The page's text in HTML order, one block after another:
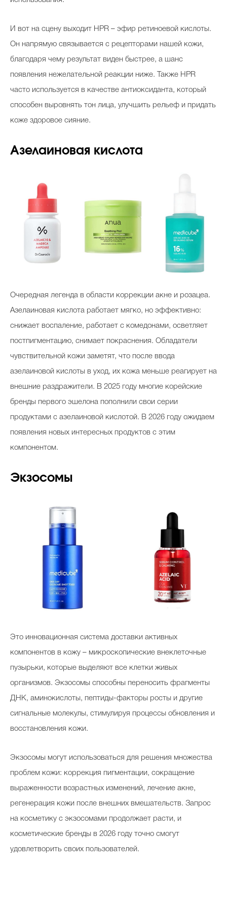
И вот на сцену выходит HPR – эфир ретиноевой кислоты.
Он напрямую связывается с рецепторами нашей кожи,
благодаря чему результат виден быстрее, а шанс
появления нежелательной реакции ниже. Также HPR
часто используется в качестве антиоксиданта, который
способен выровнять тон лица, улучшить рельеф и придать
коже здоровое сияние.
Азелаиновая кислота
Очередная легенда в области коррекции акне и розацеа.
Азелаиновая кислота работает мягко, но эффективно:
снижает воспаление, работает с комедонами, осветляет
постпигментацию, снимает покраснения. Обладатели
чувствительной кожи заметят, что после ввода
азелаиновой кислоты в уход, их кожа меньше реагирует на
внешние раздражители. В 2025 году многие корейские
бренды первого эшелона пополнили свои серии
продуктами с азелаиновой кислотой. В 2026 году ожидаем
появления новых интересных продуктов с этим
компонентом.
Экзосомы
Это инновационная система доставки активных
компонентов в кожу – микроскопические внеклеточные
пузырьки, которые выделяют все клетки живых
организмов. Экзосомы способны переносить фрагменты
ДНК, аминокислоты, пептиды-факторы росты и другие
сигнальные молекулы, стимулируя процессы обновления и
восстановления кожи.
Экзосомы могут использоваться для решения множества
проблем кожи: коррекция пигментации, сокращение
выраженности возрастных изменений, лечение акне,
регенерация кожи после внешних вмешательств. Запрос
на косметику с экзосомами продолжает расти, и
косметические бренды в 2026 году точно смогут
удовлетворить своих пользователей.